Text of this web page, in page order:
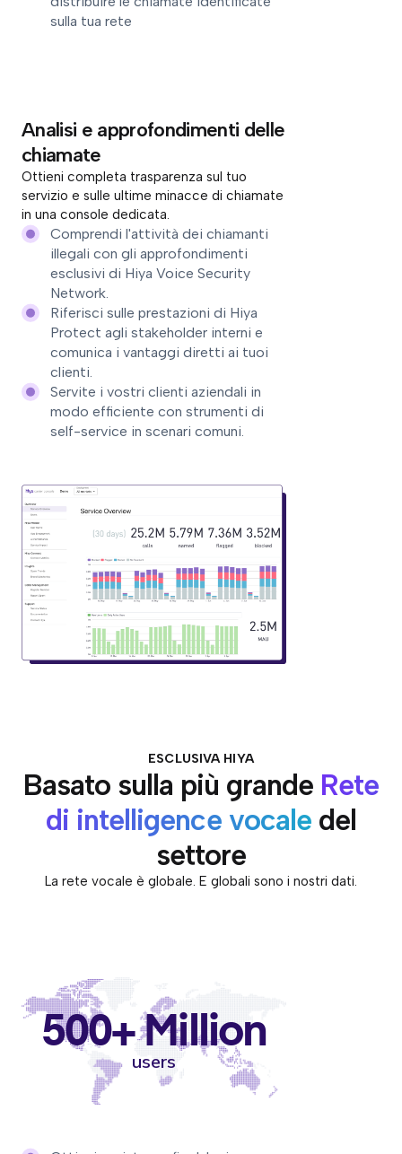
sulla tua rete
Analisi e approfondimenti delle
chiamate
Ottieni completa trasparenza sul tuo
servizio e sulle ultime minacce di chiamate
in una console dedicata.
Comprendi l'attività dei chiamanti
illegali con gli approfondimenti
esclusivi di Hiya Voice Security
Network.
Riferisci sulle prestazioni di Hiya
Protect agli stakeholder interni e
comunica i vantaggi diretti ai tuoi
clienti.
Servite i vostri clienti aziendali in
modo efficiente con strumenti di
self-service in scenari comuni.
ESCLUSIVA HIYA
Basato sulla più grande Rete
di intelligence vocaledel
settore
La rete vocale è globale. E globali sono i nostri dati.
500+ Million
users